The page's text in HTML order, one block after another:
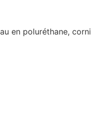
en poluréthane,